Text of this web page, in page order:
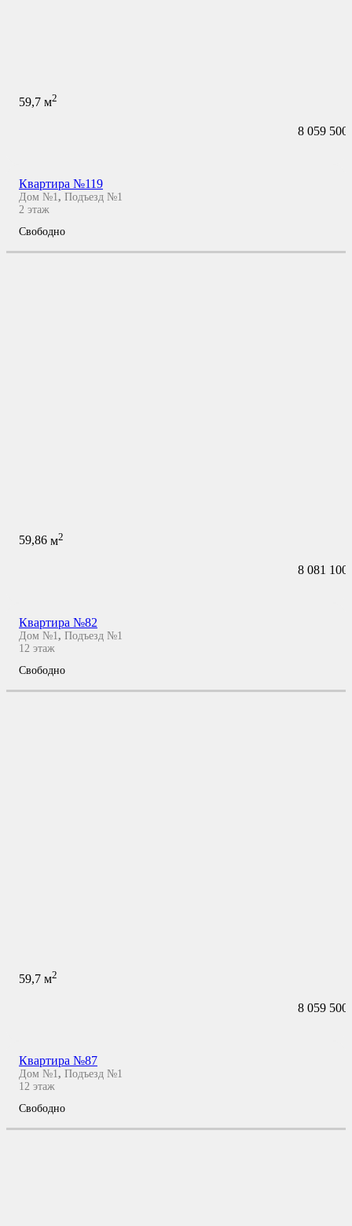
59,7 м2
8 059 500
Квартира №119
Дом №1, Подъезд №1
2 этаж
Свободно
59,86 м2
8 081 100
Квартира №82
Дом №1, Подъезд №1
12 этаж
Свободно
59,7 м2
8 059 500
Квартира №87
Дом №1 , Подъезд №1
12 этаж
Свободно